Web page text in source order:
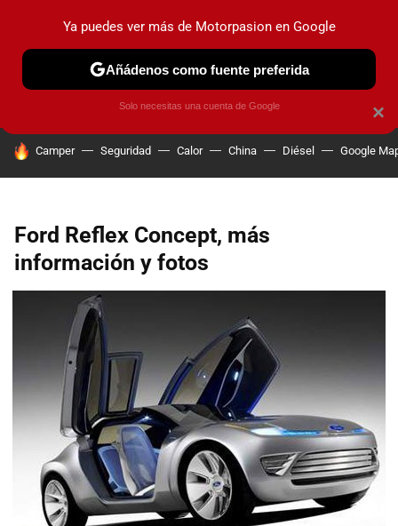
PRUEBAS COCHES ELÉCTRICOS OBSERVATORIO
HOY SE HABLA DE
Camper Seguridad Calor China Diésel Google
Ford Reflex Concept, más
información y fotos
×
Ya puedes ver más de Motorpasion en Google
Añádenos como fuente preferida
Solo necesitas una cuenta de Google